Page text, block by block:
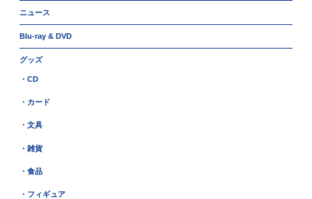
ニュース
Blu-ray & DVD
グッズ
・CD
・カード
・文具
・雑貨
・食品
・フィギュア